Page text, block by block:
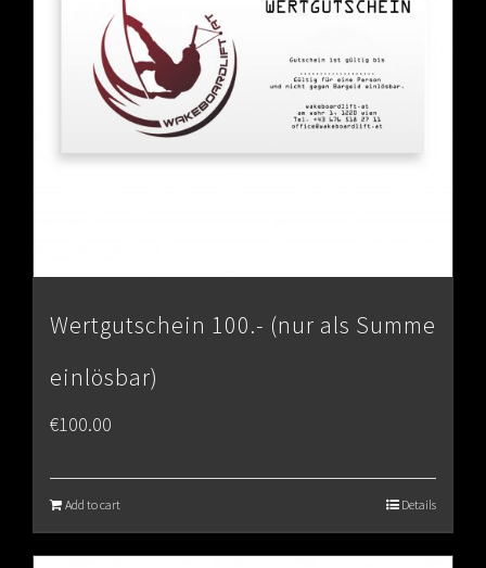
Wertgutschein 100.- (nur als Summe
einlösbar)
€100.00
Add to cart Details